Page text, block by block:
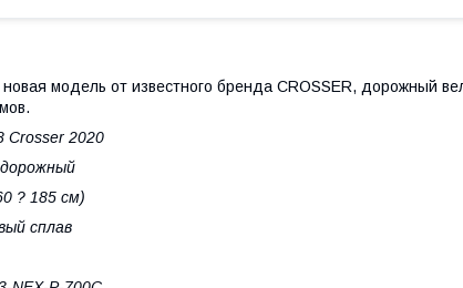
модель от известного бренда CROSSER, дорожный
Crosser 2020
дорожный
? 185 см)
сплав